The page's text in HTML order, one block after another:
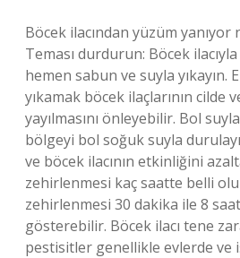
Böcek ilacından yüzüm yanıyor
Teması durdurun: Böcek
hemen sabun ve suyla yıkayın.
yıkamak böcek ilaçlarının cilde
yayılmasını önleyebilir. Bol
bölgeyi bol soğuk suyla
ve böcek ilacının etkinliğini
zehirlenmesi kaç saatte belli
zehirlenmesi 30 dakika ile 8
gösterebilir. Böcek ilacı tene
pestisitler genellikle evlerde ve